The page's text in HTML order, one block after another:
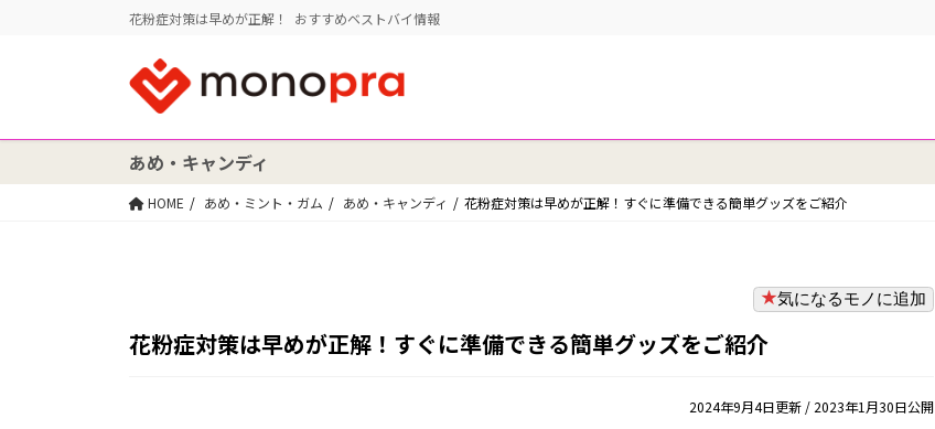
花粉症対策は早めが正解！ おすすめベストバイ情報
あめ・キャンディ
HOME あめ・ミント・ガム あめ・キャンディ 花粉症対策は早めが正解！すぐに準備できる簡単グッズをご紹介
気になるモノに追加
花粉症対策は早めが正解！すぐに準備できる簡単グッズをご紹介
2024年9月4日更新 / 2023年1月30日公開